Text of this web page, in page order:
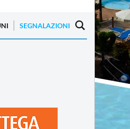
SEGNALAZIONI